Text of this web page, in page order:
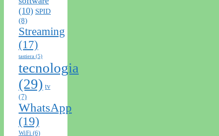
(10) SPID
(8)
Streaming
(17)
tastiera (5)
tecnologia
(29) tv
(7)
WhatsApp
(19)
WiFi (6)